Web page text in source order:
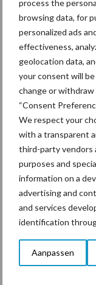
process the
browsing data, for
personalized ads
effectiveness,
geolocation data,
your consent will be
change or
“Consent
We respect your
with a transparent
third-party vendors
purposes and
information on a
advertising and
and services
identification
Aanpassen
weggeweest. Het
functionerend
word nog steeds
komen ...Lees meer
16 december